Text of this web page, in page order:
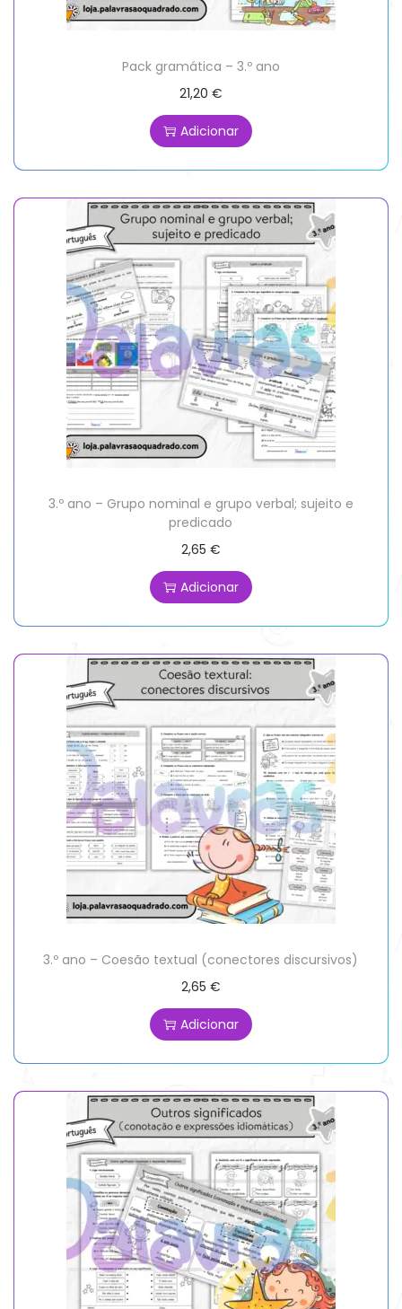
Pack gramática – 3.º ano
21,20 €
Adicionar
3.º ano – Grupo nominal e grupo verbal; sujeito e
predicado
2,65 €
Adicionar
3.º ano – Coesão textual (conectores discursivos)
2,65 €
Adicionar